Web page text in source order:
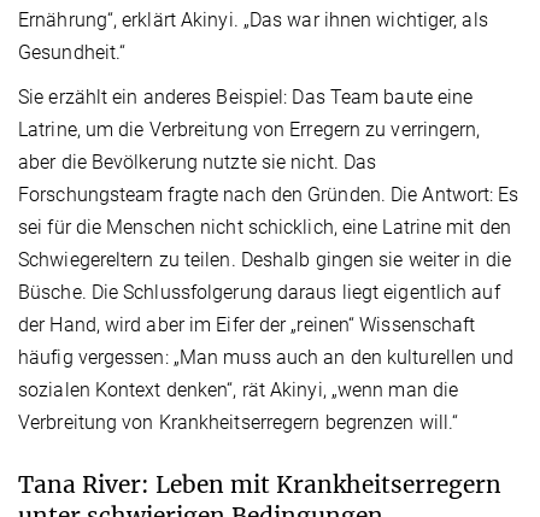
Ernährung“, erklärt Akinyi. „Das war ihnen wichtiger, als
Gesundheit.“
Sie erzählt ein anderes Beispiel: Das Team baute eine
Latrine, um die Verbreitung von Erregern zu verringern,
aber die Bevölkerung nutzte sie nicht. Das
Forschungsteam fragte nach den Gründen. Die Antwort: Es
sei für die Menschen nicht schicklich, eine Latrine mit den
Schwiegereltern zu teilen. Deshalb gingen sie weiter in die
Büsche. Die Schlussfolgerung daraus liegt eigentlich auf
der Hand, wird aber im Eifer der „reinen“ Wissenschaft
häufig vergessen: „Man muss auch an den kulturellen und
sozialen Kontext denken“, rät Akinyi, „wenn man die
Verbreitung von Krankheitserregern begrenzen will.“
Tana River: Leben mit Krankheitserregern